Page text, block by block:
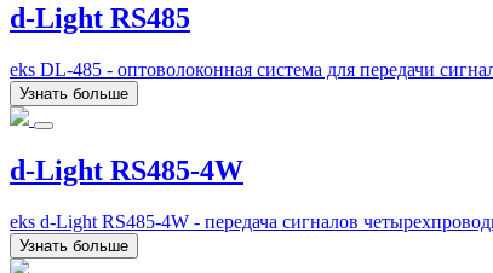
d-Light RS485
eks DL-485 - оптоволоконная система для передачи
Узнать больше
d-Light RS485-4W
eks d-Light RS485-4W - передача сигналов
Узнать больше